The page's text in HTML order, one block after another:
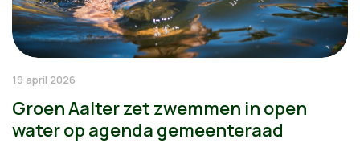
19 april 2026
Groen Aalter zet zwemmen in open
water op agenda gemeenteraad